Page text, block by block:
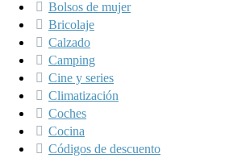
Bolsos de mujer
Bricolaje
Calzado
Camping
Cine y series
Climatización
Coches
Cocina
Códigos de descuento